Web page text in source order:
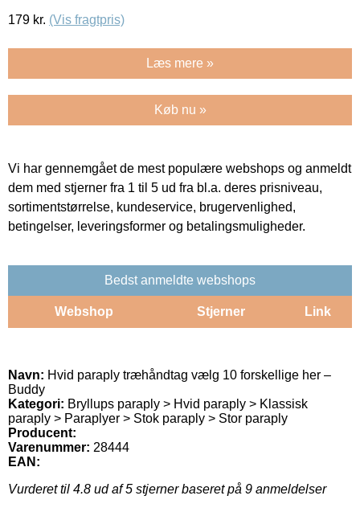
179 kr. (Vis fragtpris)
Læs mere »
Køb nu »
Vi har gennemgået de mest populære webshops og anmeldt
dem med stjerner fra 1 til 5 ud fra bl.a. deres prisniveau,
sortimentstørrelse, kundeservice, brugervenlighed,
betingelser, leveringsformer og betalingsmuligheder.
Bedst anmeldte webshops
Webshop Stjerner Link
Navn: Hvid paraply træhåndtag vælg 10 forskellige her –
Buddy
Kategori: Bryllups paraply > Hvid paraply > Klassisk
paraply > Paraplyer > Stok paraply > Stor paraply
Producent:
Varenummer: 28444
EAN:
Vurderet til 4.8 ud af 5 stjerner baseret på 9 anmeldelser